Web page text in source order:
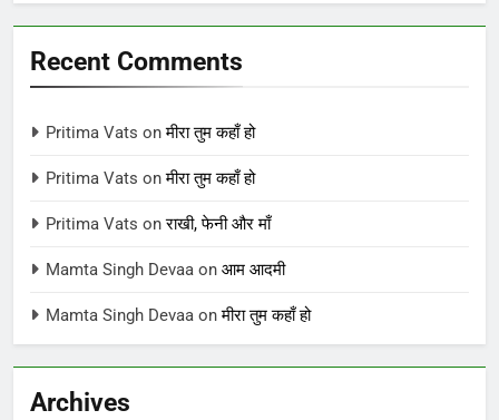
Recent Comments
Pritima Vats onमीरा तुम कहाँ हो
Pritima Vats onमीरा तुम कहाँ हो
Pritima Vats onराखी, फेनी और माँ
Mamta Singh Devaa on आम आदमी
Mamta Singh Devaa onमीरा तुम कहाँ हो
Archives